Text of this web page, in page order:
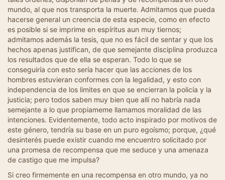
mundo, al que nos transporta la muerte. Admitamos que pueda
hacerse general un creencia de esta especie, como en efecto
es posible si se imprime en espíritus aun muy tiernos;
admitamos además la tesis, que no es fácil de sentar y que los
hechos apenas justifican, de que semejante disciplina produzca
los resultados que de ella se esperan. Todo lo que se
conseguiría con esto sería hacer que las acciones de los
hombres estuvieran conformes con la legalidad, y esto con
independencia de los limites en que se encierran la policía y la
justicia; pero todos saben muy bien que allí no habría nada
semejante a lo que propiameme llamamos moralidad de las
intenciones. Evidentemente, todo acto inspirado por motivos de
este género, tendría su base en un puro egoísmo; porque, ¿qué
desinterés puede existir cuando me encuentro solicitado por
una promesa de recompensa que me seduce y una amenaza
de castigo que me impulsa?
Si creo firmemente en una recompensa en otro mundo, ya no